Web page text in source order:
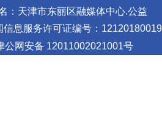
：天津市东丽区融媒体中心.公益
信息服务许可证编号：12120180019
公网安备 12011002021001号